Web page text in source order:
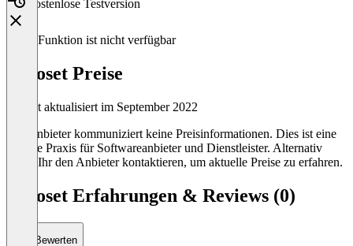
Kostenlose Testversion
Diese Funktion ist nicht verfügbar
Synoset Preise
Zuletzt aktualisiert im September 2022
Der Anbieter kommuniziert keine Preisinformationen. Dies ist eine
übliche Praxis für Softwareanbieter und Dienstleister. Alternativ
könnt Ihr den Anbieter kontaktieren, um aktuelle Preise zu erfahren.
Synoset Erfahrungen & Reviews (0)
Bewerten